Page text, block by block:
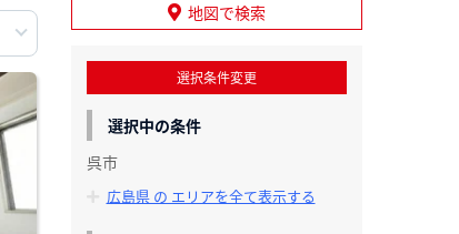
地図で検索
選択条件変更
選択中の条件
呉市
広島県 の エリアを全て表示する